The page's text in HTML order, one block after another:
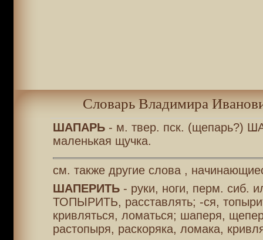
Словарь Владимира
ШАПАРЬ- м. твер. пск. (щепарь?)
маленькая щучка.
см. также другие слова ,
ШАПЕРИТЬ- руки, ноги, перм. сиб.
ТОПЫРИТЬ, расставлять; -ся,
кривляться, ломаться; шаперя,
растопыря, раскоряка, ломака,